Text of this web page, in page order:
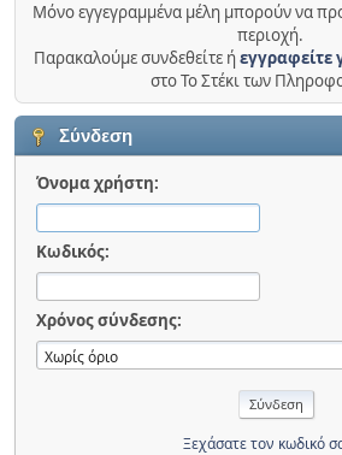
Μόνο εγγεγραμμένα μέλη μπορούν να
περιοχή.
Παρακαλούμε συνδεθείτε ήεγγραφείτε
στο Το Στέκι των
Σύνδεση
Όνομα χρήστη:
Κωδικός:
Χρόνος σύνδεσης:
Ξεχάσατε τον κωδικό